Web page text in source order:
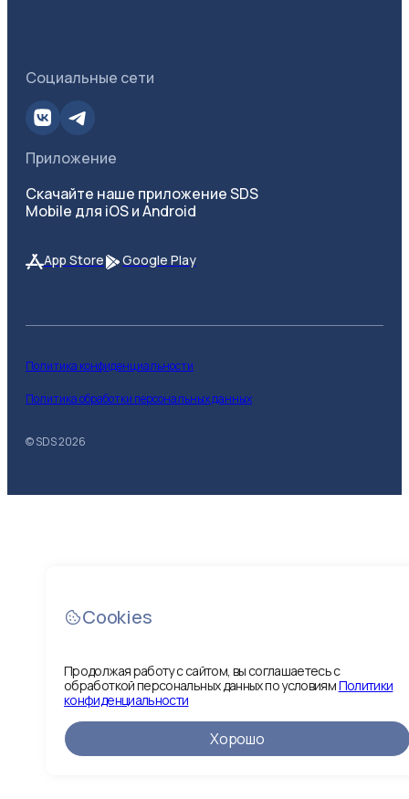
Социальные сети
Приложение
Скачайте наше приложение SDS
Mobile для iOS и Android
App Store Google Play
© SDS2026
Политика конфиденциальности
Политика обработки персональных данных
Cookies
Продолжая работу с сайтом, вы соглашаетесь с
обработкой персональных данных по условиямПолитики
конфиденциальности
Хорошо